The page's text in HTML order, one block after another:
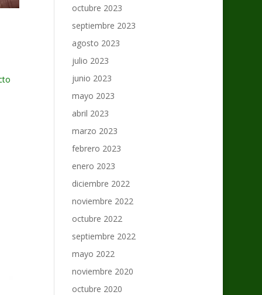
octubre 2023
septiembre 2023
agosto 2023
julio 2023
junio 2023
mayo 2023
abril 2023
marzo 2023
febrero 2023
enero 2023
diciembre 2022
noviembre 2022
octubre 2022
septiembre 2022
mayo 2022
noviembre 2020
octubre 2020